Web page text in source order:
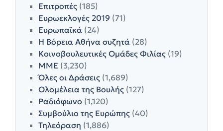
Επιτροπές (185)
Ευρωεκλογές 2019 (71)
Ευρωπαϊκά (24)
Η Βόρεια Αθήνα συζητά (28)
Κοινοβουλευτικές Ομάδες Φιλίας (19)
ΜΜΕ (3,230)
Όλες οι Δράσεις (1,689)
Ολομέλεια της Βουλής (127)
Ραδιόφωνο (1,120)
Συμβούλιο της Ευρώπης (40)
Τηλεόραση (1,886)